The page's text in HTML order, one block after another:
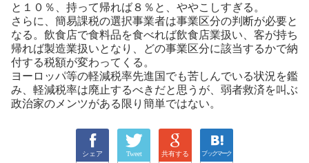
と１０％、持って帰れば８％と、ややこしすぎる。
さらに、簡易課税の選択事業者は事業区分の判断が必要と
なる。飲食店で食料品を食べれば飲食店業扱い、客が持ち
帰れば製造業扱いとなり、どの事業区分に該当するかで納
付する税額が変わってくる。
ヨーロッパ等の軽減税率先進国でも苦しんでいる状況を鑑
み、軽減税率は廃止するべきだと思うが、弱者救済を叫ぶ
政治家のメンツがある限り簡単ではない。
シェア Tweet 共有する ブックマーク